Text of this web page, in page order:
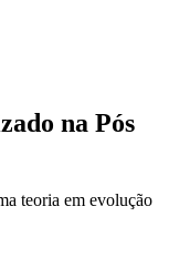
na Pós
teoria em evolução